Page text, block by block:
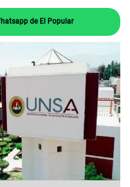
de El Popular